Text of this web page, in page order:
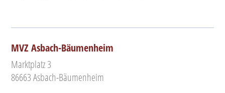
MVZ Asbach-Bäumenheim
Marktplatz 3
86663 Asbach-Bäumenheim